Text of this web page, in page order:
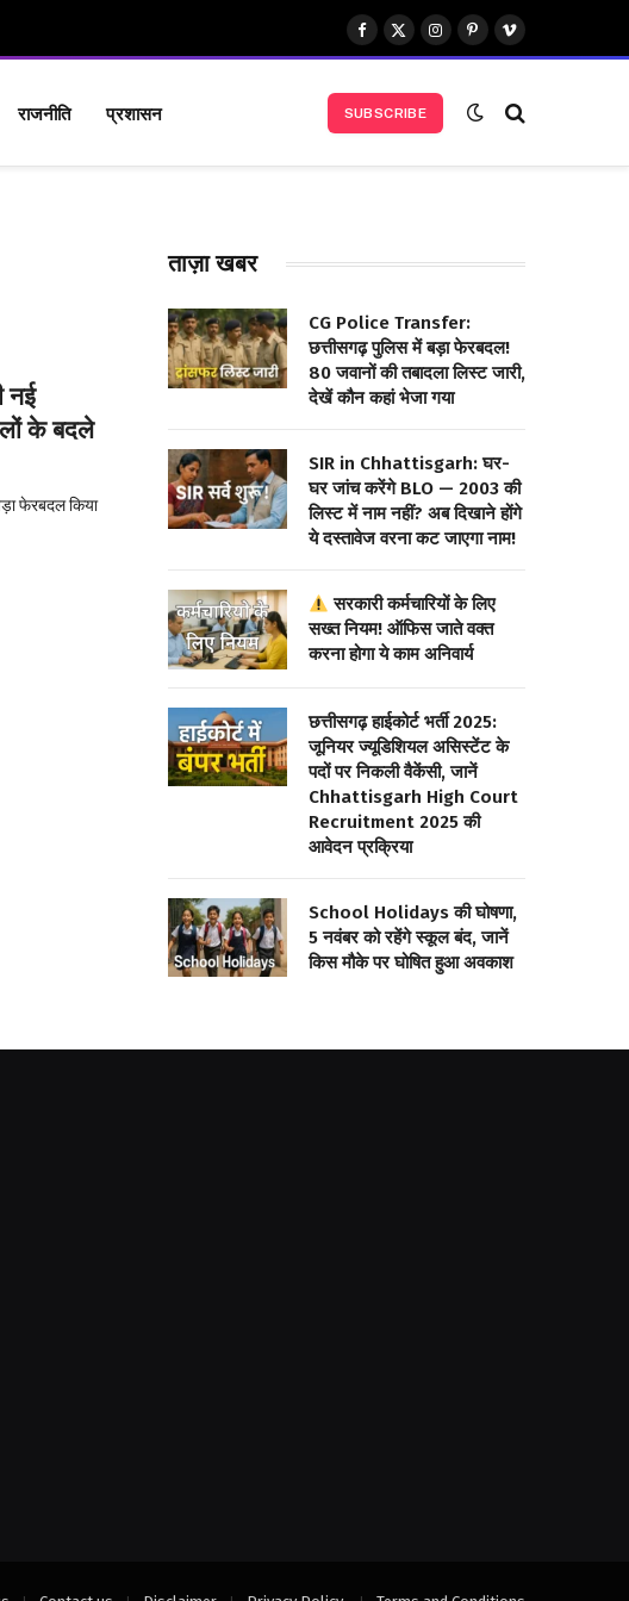
Facebook
X
(Twitter)
Instagram
Pinterest
Vimeo
राजनीति प्रशासन SUBSCRIBE
नई
के बदले
फेरबदल किया
ताज़ा खबर
CG Police Transfer:
छत्तीसगढ़ पुलिस में बड़ा फेरबदल!
80 जवानों की तबादला लिस्ट जारी,
देखें कौन कहां भेजा गया
SIR in Chhattisgarh: घर-
घर जांच करेंगे BLO — 2003 की
लिस्ट में नाम नहीं? अब दिखाने होंगे
ये दस्तावेज वरना कट जाएगा नाम!
सरकारी कर्मचारियों के लिए
सख्त नियम! ऑफिस जाते वक्त
करना होगा ये काम अनिवार्य
छत्तीसगढ़ हाईकोर्ट भर्ती 2025:
जूनियर ज्यूडिशियल असिस्टेंट के
पदों पर निकली वैकेंसी, जानें
Chhattisgarh High Court
Recruitment 2025 की
आवेदन प्रक्रिया
School Holidays की घोषणा,
5 नवंबर को रहेंगे स्कूल बंद, जानें
किस मौके पर घोषित हुआ अवकाश